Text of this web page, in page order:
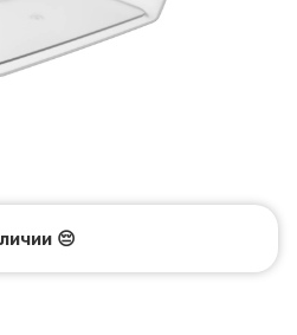
😔